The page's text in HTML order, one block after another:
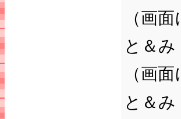
（画
と＆
（画
と＆